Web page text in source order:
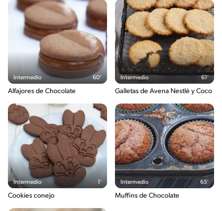
Intermedio 60'
Alfajores de Chocolate
Intermedio 61'
Galletas de Avena Nestlé y Coco
Intermedio 1'
Cookies conejo
Intermedio 65'
Muffins de Chocolate